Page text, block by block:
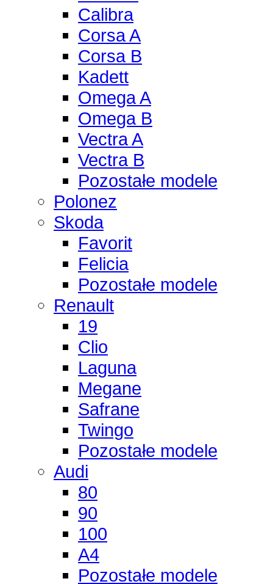
Calibra
Corsa A
Corsa B
Kadett
Omega A
Omega B
Vectra A
Vectra B
Pozostałe modele
Polonez
Skoda
Favorit
Felicia
Pozostałe modele
Renault
19
Clio
Laguna
Megane
Safrane
Twingo
Pozostałe modele
Audi
80
90
100
A4
Pozostałe modele